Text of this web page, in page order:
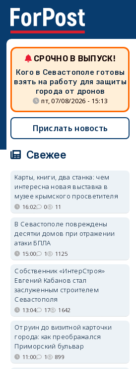
СРОЧНО В ВЫПУСК!
Кого в Севастополе готовы
взять на работу для защиты
города от дронов
пт, 07/08/2026 - 15:13
Прислать новость
Свежее
Карты, книги, два станка: чем
интересна новая выставка в
музее крымского просветителя
16:02 0 11
В Севастополе повреждены
десятки домов при отражении
атаки БПЛА
15:00 1 1125
Собственник «ИнтерСтроя»
Евгений Кабанов стал
заслуженным строителем
Севастополя
13:04 17 1642
От руин до визитной карточки
города: как преображался
Приморский бульвар
11:00 1 899